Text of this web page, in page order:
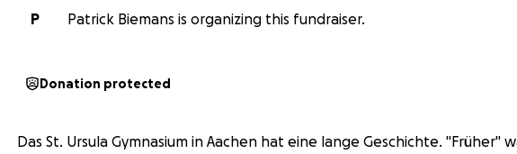
P
Patrick Biemans is organizing this fundraiser.
Donation protected
Das St. Ursula Gymnasium in Aachen hat eine lange Geschichte. "Früher"